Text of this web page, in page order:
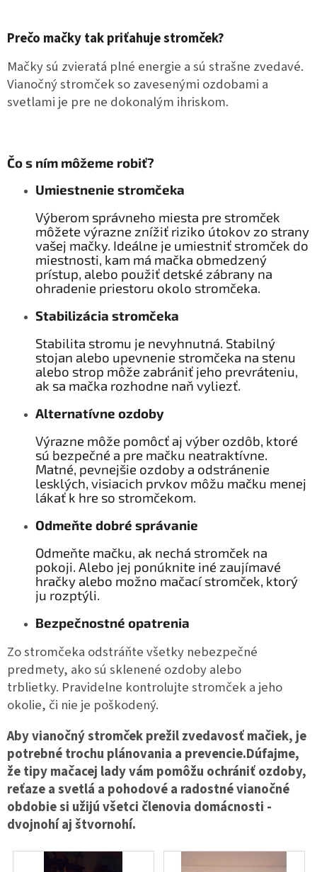
Prečo mačky tak priťahuje stromček?
Mačky sú zvieratá plné energie a sú strašne zvedavé.
Vianočný stromček so zavesenými ozdobami a
svetlami je pre ne dokonalým ihriskom.
Čo s ním môžeme robiť?
Umiestnenie stromčeka
Výberom správneho miesta pre stromček
môžete výrazne znížiť riziko útokov zo strany
vašej mačky. Ideálne je umiestniť stromček do
miestnosti, kam má mačka obmedzený
prístup, alebo použiť detské zábrany na
ohradenie priestoru okolo stromčeka.
Stabilizácia stromčeka
Stabilita stromu je nevyhnutná. Stabilný
stojan alebo upevnenie stromčeka na stenu
alebo strop môže zabrániť jeho prevráteniu,
ak sa mačka rozhodne naň vyliezť.
Alternatívne ozdoby
Výrazne môže pomôcť aj výber ozdôb, ktoré
sú bezpečné a pre mačku neatraktívne.
Matné, pevnejšie ozdoby a odstránenie
lesklých, visiacich prvkov môžu mačku menej
lákať k hre so stromčekom.
Odmeňte dobré správanie
Odmeňte mačku, ak nechá stromček na
pokoji. Alebo jej ponúknite iné zaujímavé
hračky alebo možno mačací stromček, ktorý
ju rozptýli.
Bezpečnostné opatrenia
Zo stromčeka odstráňte všetky nebezpečné
predmety, ako sú sklenené ozdoby alebo
trblietky. Pravidelne kontrolujte stromček a jeho
okolie, či nie je poškodený.
Aby vianočný stromček prežil zvedavosť mačiek, je
potrebné trochu plánovania a prevencie.Dúfajme,
že tipy mačacej lady vám pomôžu ochrániť ozdoby,
reťaze a svetlá a pohodové a radostné vianočné
obdobie si užijú všetci členovia domácnosti -
dvojnohí aj štvornohí.